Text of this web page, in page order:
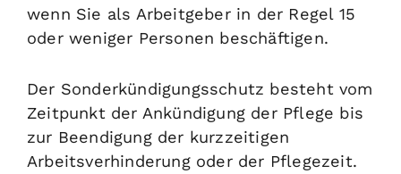
wenn Sie als Arbeitgeber in der Regel 15
oder weniger Personen beschäftigen.
Der Sonderkündigungsschutz besteht vom
Zeitpunkt der Ankündigung der Pflege bis
zur Beendigung der kurzzeitigen
Arbeitsverhinderung oder der Pflegezeit.